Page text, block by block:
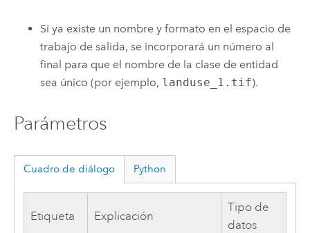
Si ya existe un nombre y formato en el espacio de
trabajo de salida, se incorporará un número al
final para que el nombre de la clase de entidad
sea único (por ejemplo, landuse_1.tif).
Parámetros
Cuadro de diálogo Python
Etiqueta Explicación
Tipo de
datos